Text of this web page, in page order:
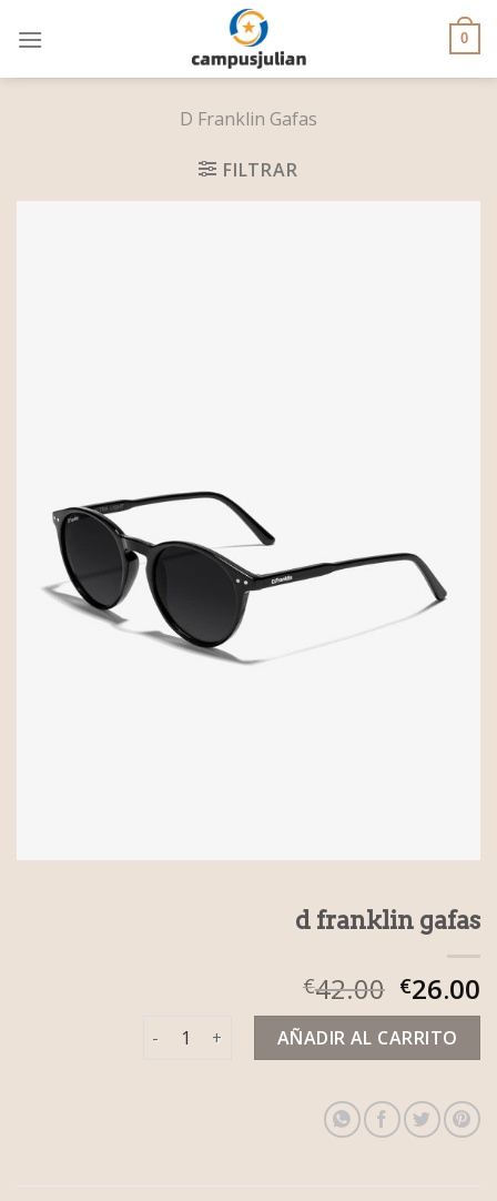
0
D Franklin Gafas
FILTRAR
d franklin gafas
€42.00 €26.00
d franklin gafas cantidadAÑADIR AL CARRITO